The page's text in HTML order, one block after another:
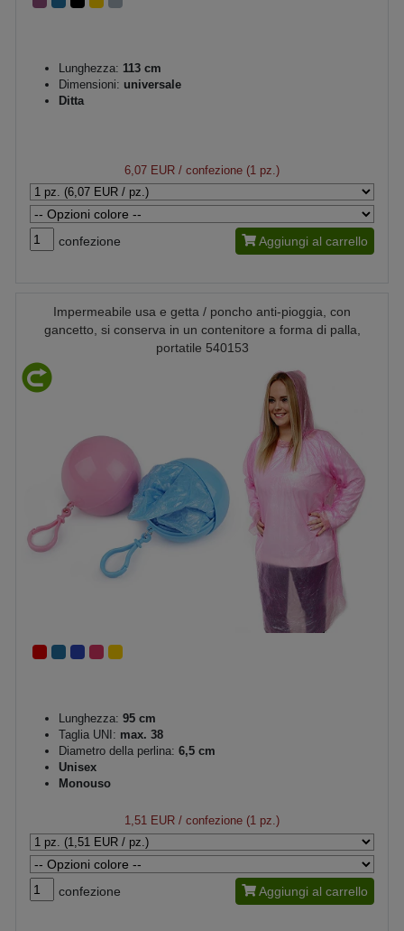
Lunghezza: 113 cm
Dimensioni: universale
Ditta
6,07 EUR / confezione (1 pz.)
confezione Aggiungi al carrello
Impermeabile usa e getta / poncho anti-pioggia, con
gancetto, si conserva in un contenitore a forma di palla,
portatile 540153
Lunghezza: 95 cm
Taglia UNI: max. 38
Diametro della perlina: 6,5 cm
Unisex
Monouso
1,51 EUR / confezione (1 pz.)
confezione Aggiungi al carrello